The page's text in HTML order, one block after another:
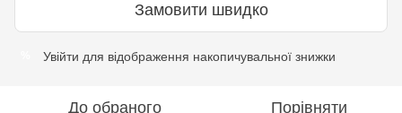
Замовити швидко
Увійти для відображення накопичувальної знижки
До обраного Порівняти